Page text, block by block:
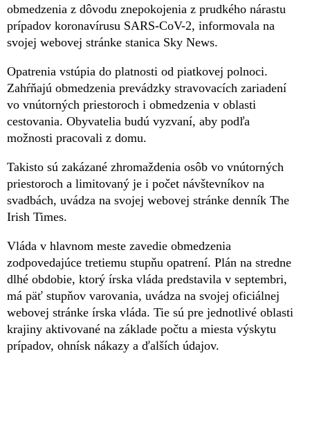
obmedzenia z dôvodu znepokojenia z prudkého nárastu
prípadov koronavírusu SARS-CoV-2, informovala na
svojej webovej stránke stanica Sky News.
Opatrenia vstúpia do platnosti od piatkovej polnoci.
Zahŕňajú obmedzenia prevádzky stravovacích zariadení
vo vnútorných priestoroch i obmedzenia v oblasti
cestovania. Obyvatelia budú vyzvaní, aby podľa
možnosti pracovali z domu.
Takisto sú zakázané zhromaždenia osôb vo vnútorných
priestoroch a limitovaný je i počet návštevníkov na
svadbách, uvádza na svojej webovej stránke denník The
Irish Times.
Vláda v hlavnom meste zavedie obmedzenia
zodpovedajúce tretiemu stupňu opatrení. Plán na stredne
dlhé obdobie, ktorý írska vláda predstavila v septembri,
má päť stupňov varovania, uvádza na svojej oficiálnej
webovej stránke írska vláda. Tie sú pre jednotlivé oblasti
krajiny aktivované na základe počtu a miesta výskytu
prípadov, ohnísk nákazy a ďalších údajov.